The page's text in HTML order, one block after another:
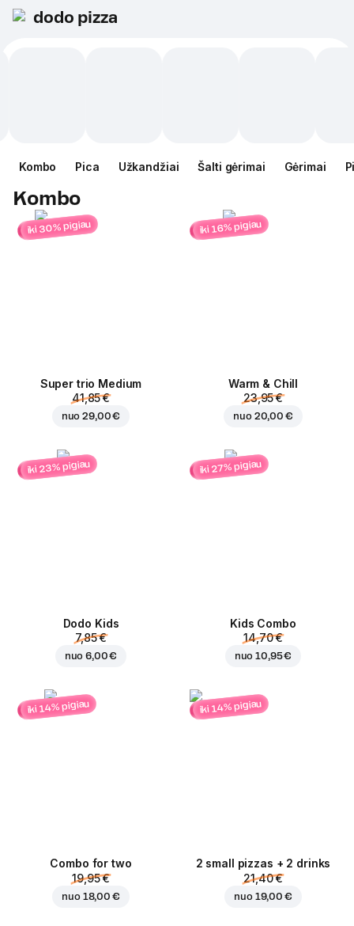
dodo pizza
Kombo Pica Užkandžiai Šalti gėrimai Gėrimai
Kombo
iki 30% pigiau
Super trio Medium
41,85 €
nuo29,00 €
iki 16% pigiau
Warm & Chill
23,95 €
nuo 20,00 €
iki 23% pigiau
Dodo Kids
7,85 €
nuo6,00 €
iki 27% pigiau
Kids Combo
14,70 €
nuo10,95 €
iki 14% pigiau
Combo for two
19,95 €
nuo 18,00 €
iki 14% pigiau
2 small pizzas + 2 drinks
21,40 €
nuo 19,00 €